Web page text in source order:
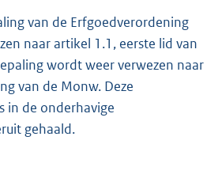
van de Erfgoedverordening
naar artikel 1.1, eerste lid van
wordt weer verwezen naar
van de Monw. Deze
in de onderhavige
gehaald.